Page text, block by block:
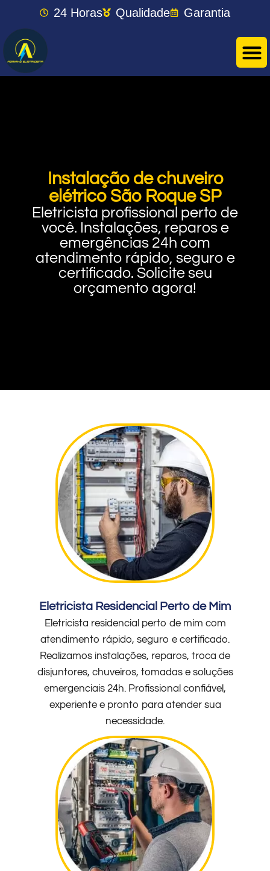
24 Horas Qualidade Garantia
Instalação de chuveiro
elétrico São Roque SP
Eletricista profissional perto de
você. Instalações, reparos e
emergências 24h com
atendimento rápido, seguro e
certificado. Solicite seu
orçamento agora!
Eletricista Residencial Perto de Mim
Eletricista residencial perto de mim com
atendimento rápido, seguro e certificado.
Realizamos instalações, reparos, troca de
disjuntores, chuveiros, tomadas e soluções
emergenciais 24h. Profissional confiável,
experiente e pronto para atender sua
necessidade.